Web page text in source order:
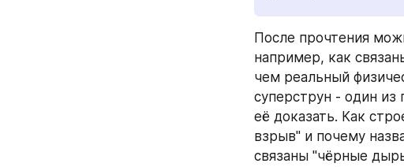
После прочтения
например, как
чем реальный
суперструн - один из
её доказать. Как
взрыв" и почему
связаны "чёрные